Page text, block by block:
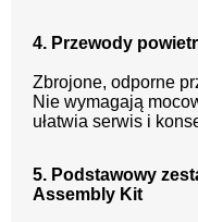
4. Przewody
Zbrojone, odporne
Nie wymagają
ułatwia serwis i
5. Podstawowy
Assembly Kit